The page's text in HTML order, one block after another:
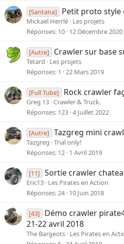
[Santana] Petit proto style
Mickaël Herrlé Les projets
Réponses 10 12 Décembre 2020
[Autre] Crawler sur base
Tetard
Les projets
Réponses 1 22 Mars 2019
[Full Tube] Rock crawler
Greg 13 Crawler & Truck.
Réponses 123 4 Juillet 2022
[Autre] Tazgreg mini
Tazgreg Trial only!
Réponses 12 1 Avril 2019
[11] Sortie crawler
Eric13 Les Pirates en Action
Réponses 24 10 Juin 2018
[43]
Démo crawler
21-22 avril 2018
The Bargeots Les Pirates en